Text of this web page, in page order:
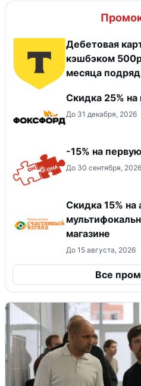
Дебетовая
кэшбэком
месяца
Скидка 25%
До 31 декабря, 2026
-15% на
До 30 сентября, 2026
Скидка 15% на
магазине
До 15 августа, 2026
Все